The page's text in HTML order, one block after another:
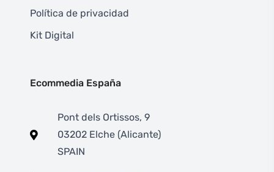
Política de privacidad
Kit Digital
Ecommedia España
Pont dels Ortissos, 9
03202 Elche (Alicante)
SPAIN